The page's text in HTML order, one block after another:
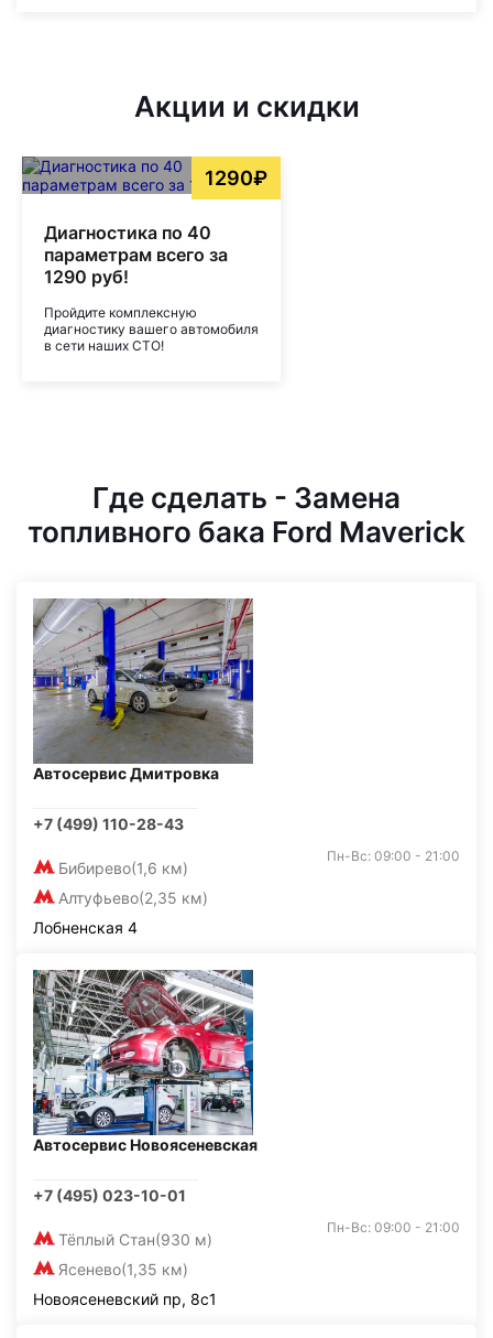
Акции и скидки
1290₽
Диагностика по 40
параметрам всего за
1290 руб!
Пройдите комплексную
диагностику вашего автомобиля
в сети наших СТО!
Где сделать - Замена
топливного бака Ford Maverick
Автосервис Дмитровка
+7 (499) 110-28-43
Бибирево(1,6 км)
Алтуфьево(2,35 км)
Пн-Вс: 09:00 - 21:00
Лобненская 4
Автосервис Новоясеневская
+7 (495) 023-10-01
Тёплый Стан(930 м)
Ясенево(1,35 км)
Пн-Вс: 09:00 - 21:00
Новоясеневский пр, 8с1